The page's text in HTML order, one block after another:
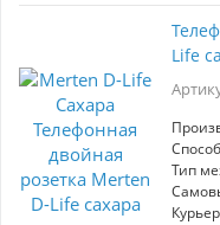
Life
Тип